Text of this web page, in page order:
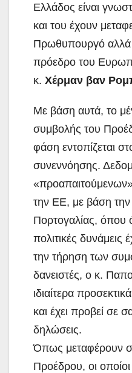
Ελλάδος είναι
και του έχουν
Πρωθυπουργό αλλά
πρόεδρο του
κ. Χέρμαν βαν
Με βάση αυτά, το
συμβολής του
φάση εντοπίζεται
συνεννόησης.
την ΕΕ, με βάση την
Πορτογαλίας, όπου
πολιτικές δυνάμεις
την τήρηση των
δανειστές, ο κ.
ιδιαίτερα
και έχει προβεί σε
δηλώσεις.
Όπως μεταφέρουν
Προέδρου, οι